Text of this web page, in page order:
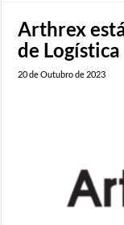
Arthrex
de Logística
20 de Outubro de 2023